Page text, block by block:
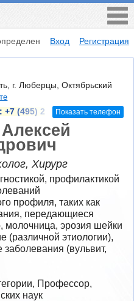
Вход Регистрация
г. Люберцы, Октябрьский
+7 (495) 2 Показать телефон
Хирург
профилактикой
профиля, таких как
передающиеся
молочница, эрозия шейки
(различной этиологии),
заболевания (вульвит,
Профессор,
наук